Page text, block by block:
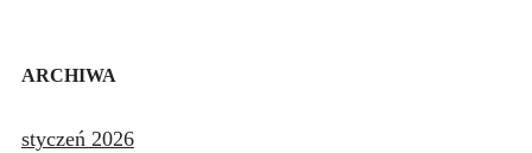
ARCHIWA
styczeń 2026